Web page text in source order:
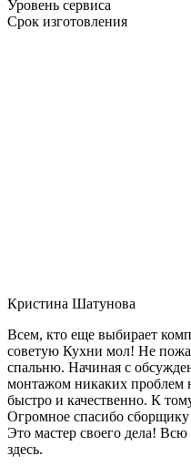
Уровень сервиса
Срок изготовления
Кристина Шатунова
Всем, кто еще выбирает
советую Кухни мол! Не
спальню. Начиная с
монтажом никаких проблем
быстро и качественно. К
Огромное спасибо сборщику
Это мастер своего дела! Всю
здесь.